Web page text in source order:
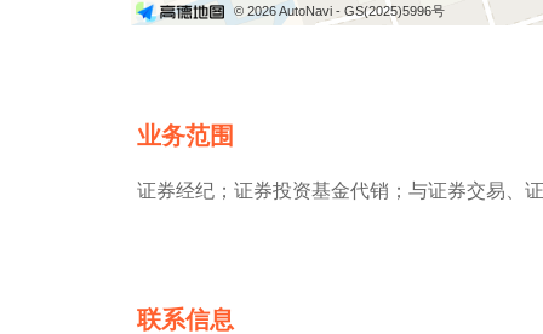
© 2026 AutoNavi - GS(2025)5996号
业务范围
证券经纪；证券投资基金代销；与证券交易、
联系信息